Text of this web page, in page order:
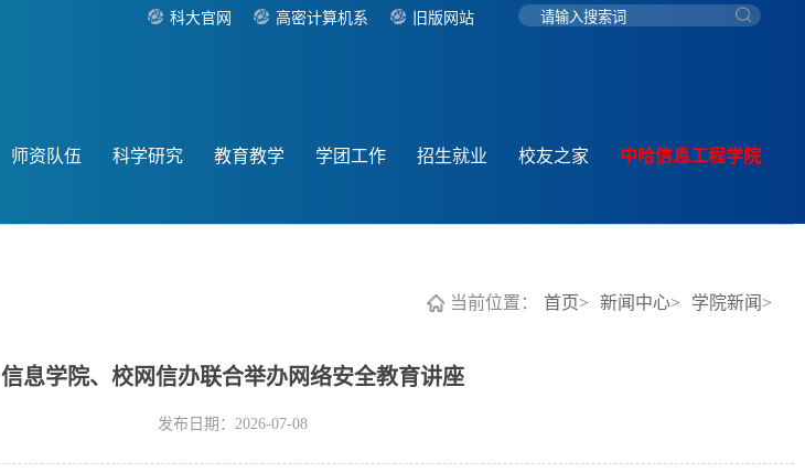
科大官网 高密计算机系 旧版网站
师资队伍 科学研究 教育教学 学团工作 招生就业 校友之家 中哈信息工程学院
当前位置： 首页> 新闻中心> 学院新闻>
信息学院、校网信办联合举办网络安全教育讲座
发布日期：2026-07-08